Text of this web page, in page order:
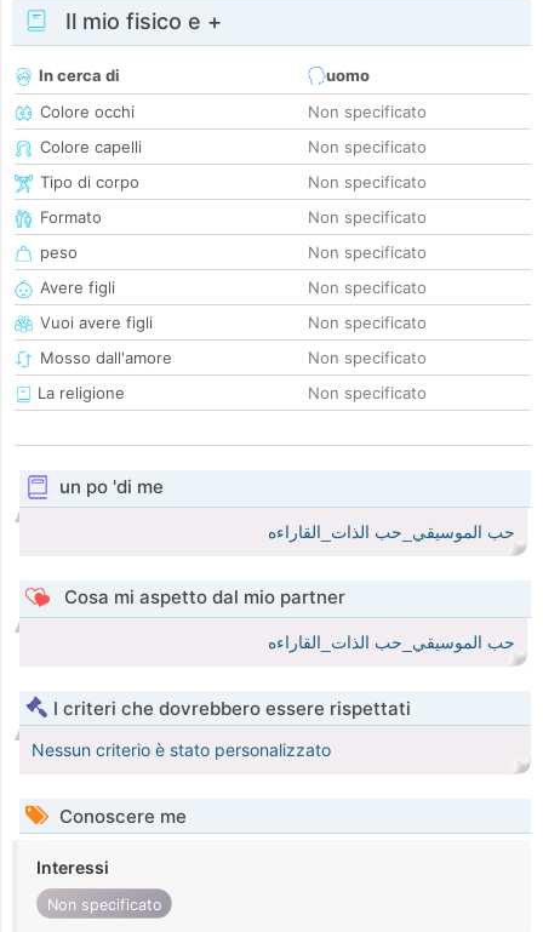
Il mio fisico e +
In cerca di
uomo
Colore occhi
Non specificato
Colore capelli
Non specificato
Tipo di corpo
Non specificato
Formato
Non specificato
peso
Non specificato
Avere figli
Non specificato
Vuoi avere figli
Non specificato
Mosso dall'amore
Non specificato
La religione
Non specificato
un po 'di me
حب الموسيقي_حب الذات_القاراءه
Cosa mi aspetto dal mio partner
حب الموسيقي_حب الذات_القاراءه
I criteri che dovrebbero essere rispettati
Nessun criterio è stato personalizzato
Conoscere me
Interessi
Non specificato